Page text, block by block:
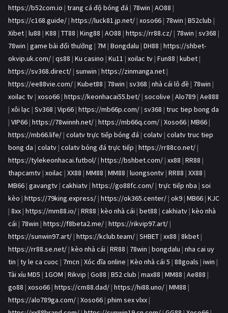
https://b52com.io | trang cá độ bóng đá | 78win | AO88 |
https://c168.guide/ | https://luck81.jp.net/ | xoso66 | 78win | B52club |
Xibet | lu88 | K88 | TT88 | King88 | AO88 | https://rr88.cz/ | 78win | sv368 |
78win | game bài đổi thưởng | 7M | Bongdalu | DH88 | https://shbet-
okvip.uk.com/ | qs88 | Ku casino | Ku11 | xoilac tv | Fun88 | kubet |
https://sv368.direct/ | sunwin | https://zinmanga.net |
https://ee88vie.com/ | Kubet88 | 78win | sv368 | nhà cái lô đề | 78win |
xoilac tv | xoso66 | https://keonhacai55.bet/ | socolive | Alo789 | Ae888
| xôi lạc | Sv368 | Vip66 | https://mb66p.com/ | sv368 | truc tiep bong da
| VIP66 | https://78winnh.net/ | https://mb66q.com/ | Xoso66 | MB66 |
https://mb66.life/ | colatv trực tiếp bóng đá | colatv | colatv truc tiep
bong da | colatv | colatv bóng đá trực tiếp | https://rr88co.net/ |
https://tylekeonhacai.futbol/ | https://bshbet.com/ | xx88 | RR88 |
thapcamtv | xoilac | XX88 | MM88 | MM88 | luongsontv | RR88 | XX88 |
MB66 | gavangtv | cakhiatv | https://go88fc.com/ | trực tiếp nba | soi
kèo | https://79king.express/ | https://ok365.center/ | ok9 | MB66 | KJC
| 8xx | https://mm88.io/ | RR88 | kèo nhà cái | bet88 | cakhiatv | kèo nhà
cái | 78win | https://f8beta2.me/ | https://rikvip97.art/ |
https://sunwin97.art/ | https://kclub.team/ | SHBET | xx88 | 8kbet |
https://rr88.se.net/ | kèo nhà cái | RR88 | 78win | bongdalu | nha cai uy
tin | ty le ca cuoc | 7mcn | Xóc đĩa online | Kèo nhà cái 5 | 88goals | iwin |
Tài xỉu MD5 | 1GOM | Rikvip | Go88 | B52 club | max88 | MM88 | Ae888 |
go88 | xoso66 | https://cm88.dad/ | https://hi88.uno/ | MM88 |
https://alo789ga.com/ | Xoso66 | phim sex vlxx |